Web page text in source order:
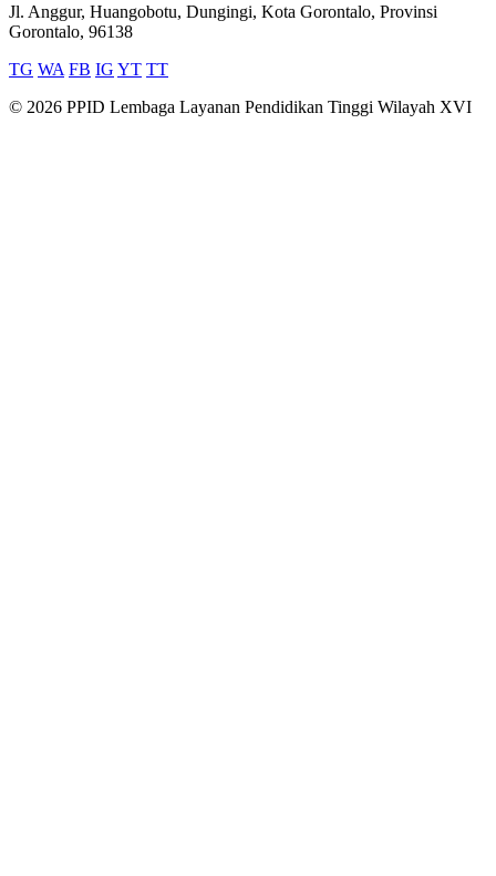
Jl. Anggur, Huangobotu, Dungingi, Kota Gorontalo, Provinsi
Gorontalo, 96138
TG WA FB IG YT TT
© 2026 PPID Lembaga Layanan Pendidikan Tinggi Wilayah XVI